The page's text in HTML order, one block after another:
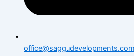
office@saggudevelopments.com